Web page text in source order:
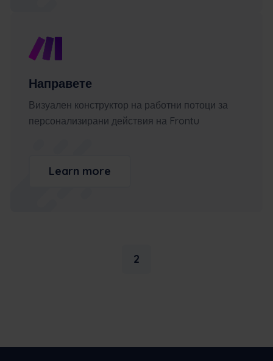
Направете
Визуален конструктор на работни потоци за
персонализирани действия на Frontu
Learn more
2